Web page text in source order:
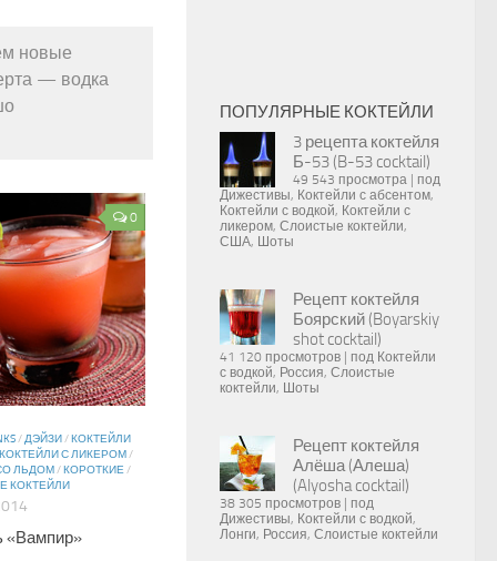
новые
— водка
0
/ДЭЙЗИ/КОКТЕЙЛИ
КОКТЕЙЛИ С ЛИКЕРОМ/
ЛЬДОМ/КОРОТКИЕ/
КОКТЕЙЛИ
«Вампир»
ПОПУЛЯРНЫЕ КОКТЕЙЛИ
3 рецепта коктейля
Б-53 (B-53 cocktail)
49 543 просмотра
под
Дижестивы, Коктейли с абсентом,
Коктейли с водкой, Коктейли с
ликером, Слоистые коктейли,
США, Шоты
Рецепт коктейля
Боярский (Boyarskiy
shot cocktail)
41 120 просмотров под Коктейли
с водкой, Россия, Слоистые
коктейли, Шоты
Рецепт коктейля
Алёша (Алеша)
(Alyosha cocktail)
38 305 просмотров
под
Дижестивы, Коктейли с водкой,
Лонги, Россия, Слоистые коктейли